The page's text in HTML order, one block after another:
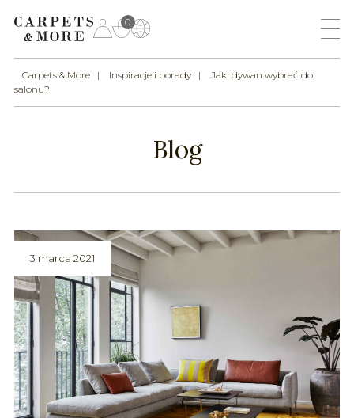
0
Carpets & More Inspiracje i porady
Jaki dywan wybrać do
salonu?
Blog
3 marca 2021